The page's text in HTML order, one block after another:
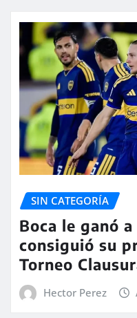
SIN CATEGORÍA
Boca le ganó
consiguió su
Torneo
Hector Perez